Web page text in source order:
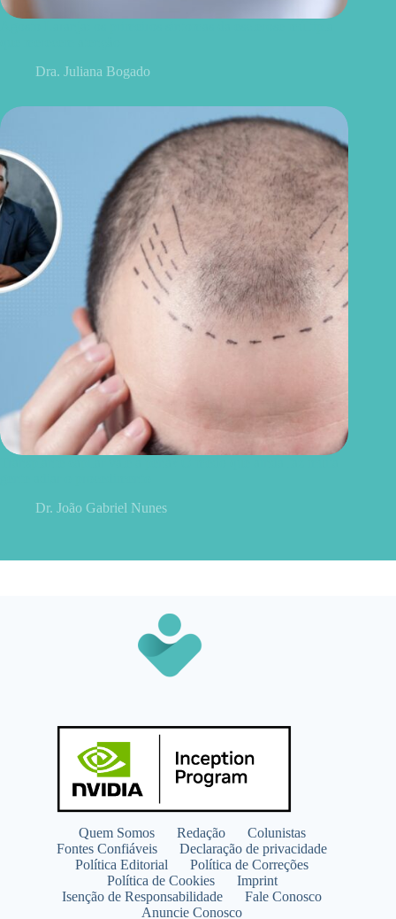
Dra. Juliana Bogado
Dr. João Gabriel Nunes
Quem Somos Redação
Colunistas
Fontes Confiáveis
Declaração de privacidade
Política Editorial
Política de Correções
Política de Cookies
Imprint
Isenção de Responsabilidade
Fale Conosco
Anuncie Conosco